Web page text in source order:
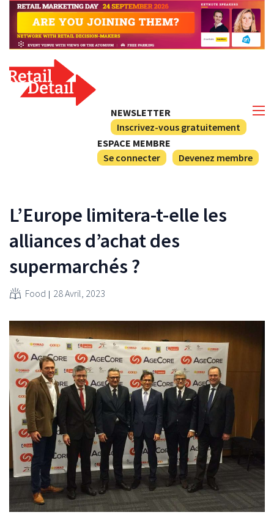
NEWSLETTER
Inscrivez-vous gratuitement
ESPACE MEMBRE
Se connecter
Devenez membre
L’Europe limitera-t-elle les
alliances d’achat des
supermarchés ?
Food 28 Avril, 2023